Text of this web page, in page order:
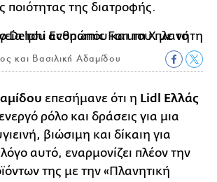
ποιότητας της διατροφής.
και Βασιλική Αδαμίδου
επεσήμανε ότι η Lidl Ελλάς
ρόλο και δράσεις για μια
βιώσιμη και δίκαιη για
αυτό, εναρμονίζει πλέον την
της με την «Πλανητική